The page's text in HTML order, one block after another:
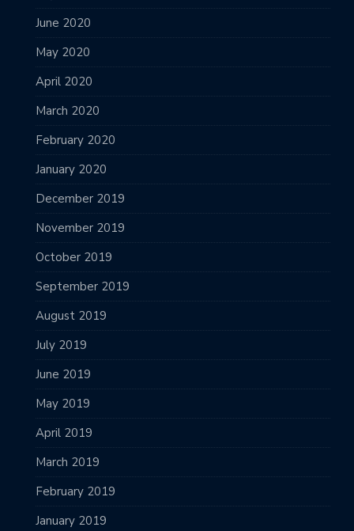
June 2020
May 2020
April 2020
March 2020
February 2020
January 2020
December 2019
November 2019
October 2019
September 2019
August 2019
July 2019
June 2019
May 2019
April 2019
March 2019
February 2019
January 2019